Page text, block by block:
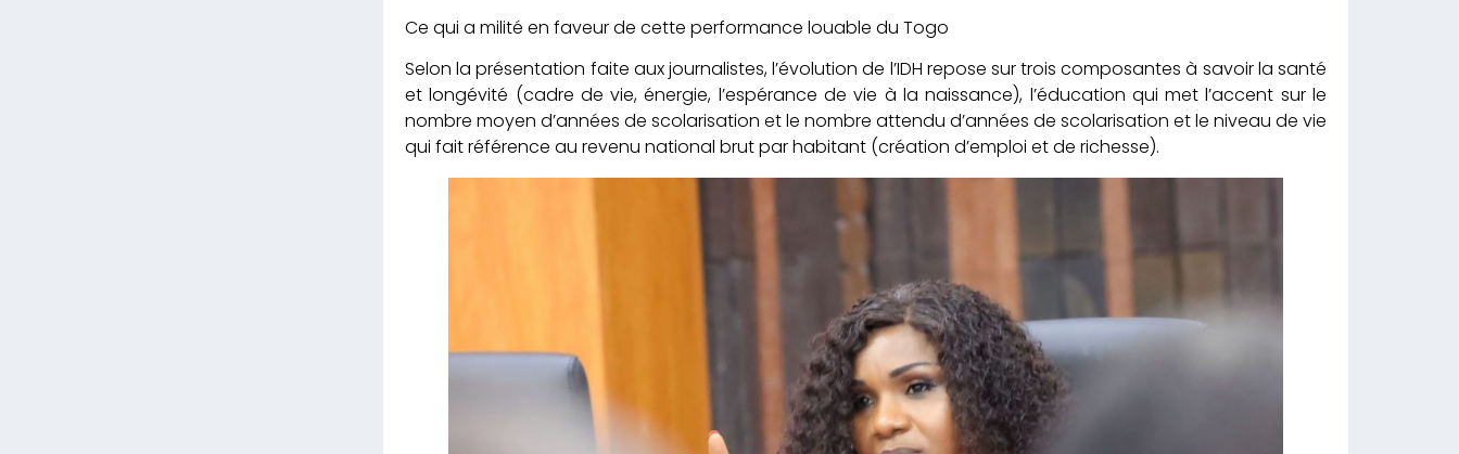
Ce qui a milité en faveur de cette performance louable du Togo
Selon la présentation faite aux journalistes, l’évolution de l’IDH repose sur trois composantes à savoir la santé
et longévité (cadre de vie, énergie, l’espérance de vie à la naissance), l’éducation qui met l’accent sur le
nombre moyen d’années de scolarisation et le nombre attendu d’années de scolarisation et le niveau de vie
qui fait référence au revenu national brut par habitant (création d’emploi et de richesse).